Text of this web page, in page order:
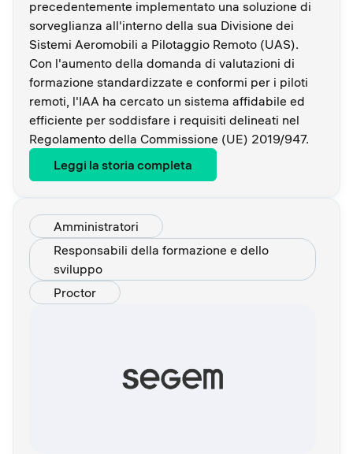
precedentemente implementato una soluzione di
sorveglianza all'interno della sua Divisione dei
Sistemi Aeromobili a Pilotaggio Remoto (UAS).
Con l'aumento della domanda di valutazioni di
formazione standardizzate e conformi per i piloti
remoti, l'IAA ha cercato un sistema affidabile ed
efficiente per soddisfare i requisiti delineati nel
Regolamento della Commissione (UE) 2019/947.
Leggi la storia completa
Amministratori
Responsabili della formazione e dello
sviluppo
Proctor